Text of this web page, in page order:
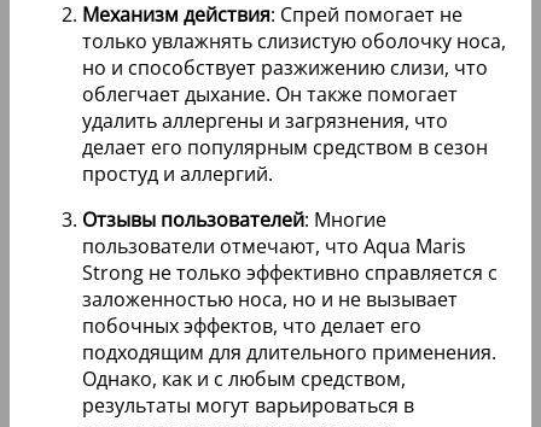
Механизм действия: Спрей помогает не
только увлажнять слизистую оболочку носа,
но и способствует разжижению слизи, что
облегчает дыхание. Он также помогает
удалить аллергены и загрязнения, что
делает его популярным средством в сезон
простуд и аллергий.
Отзывы пользователей: Многие
пользователи отмечают, что Aqua Maris
Strong не только эффективно справляется с
заложенностью носа, но и не вызывает
побочных эффектов, что делает его
подходящим для длительного применения.
Однако, как и с любым средством,
результаты могут варьироваться в